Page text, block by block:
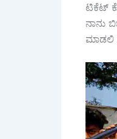
ಟಿಕೆಟ್
ನಾನು
ಮಾಡಲಿ